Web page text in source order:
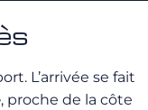
L’arrivée se fait
, proche de la côte